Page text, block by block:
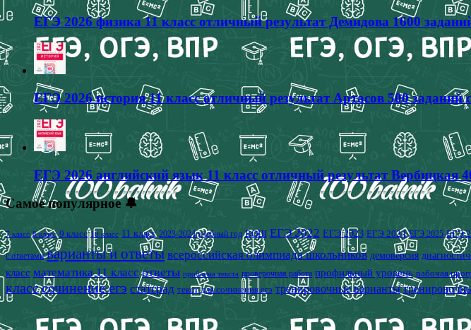
ЕГЭ 2026 физика 11 класс отличный результат Демидова 1600
ЕГЭ 2026 история 11 класс отличный результат Артасов 500 заданий
ЕГЭ 2026 английский язык 11 класс отличный результат Вербицкая
Самое популярное 🔔
7 класс 8 класс 9 класс 10 класс 11 класс 2023-2024 учебный год ВОШ ЕГЭ 2022 ЕГЭ 2023 ЕГЭ 2024 ЕГЭ 2025 ЕГЭ
с ответами варианты и ответы всероссийская олимпиада школьников демоверсия
класс математика 11 класс ответы проблема текста проверочная работа профильный уровень рабочая
класссочинение егэ статград текст для сочинения егэ тренировочные варианты